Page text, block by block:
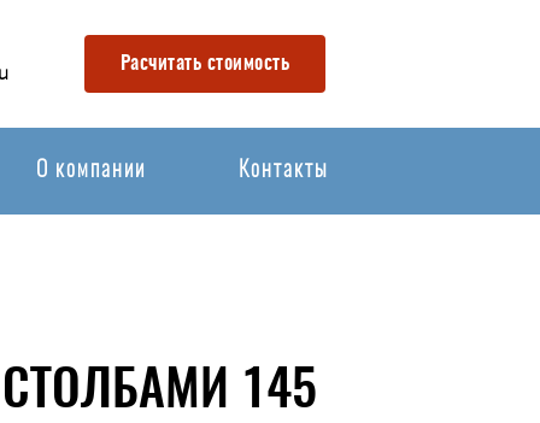
Расчитать стоимость
О компании Контакты
145